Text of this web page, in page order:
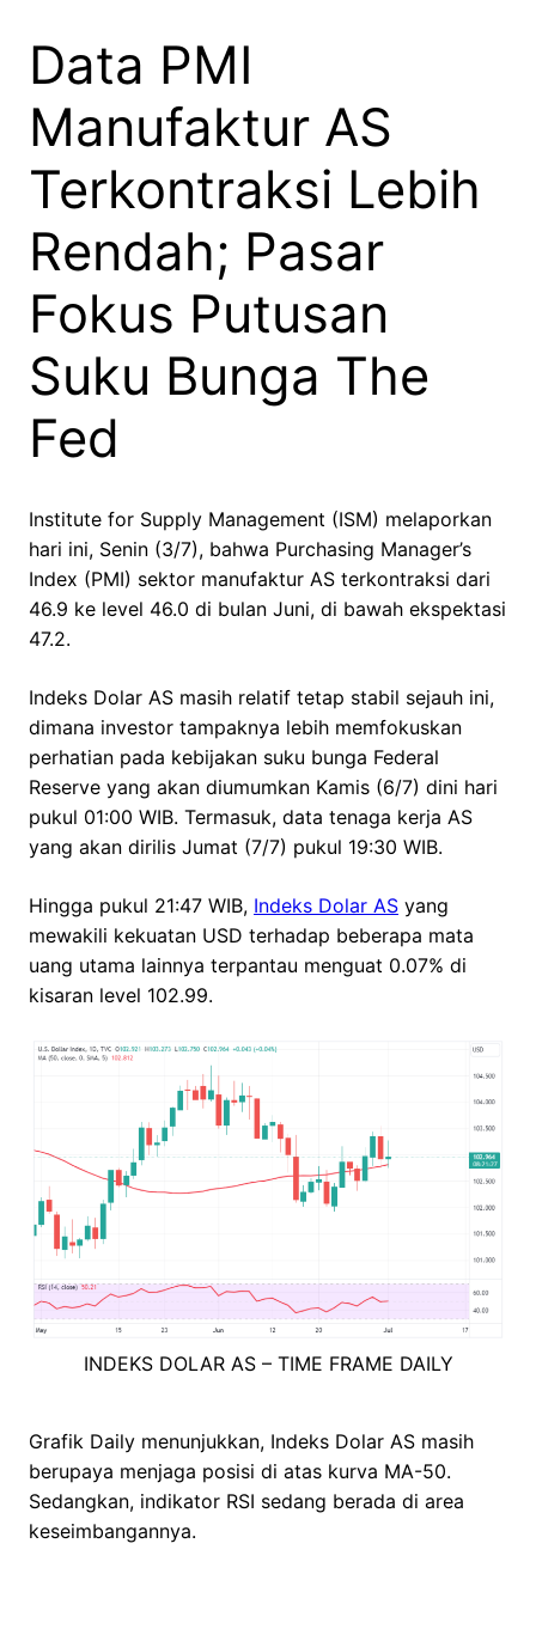
Data PMI
Manufaktur AS
Terkontraksi Lebih
Rendah; Pasar
Fokus Putusan
Suku Bunga The
Fed
Institute for Supply Management (ISM) melaporkan
hari ini, Senin (3/7), bahwa Purchasing Manager’s
Index (PMI) sektor manufaktur AS terkontraksi dari
46.9 ke level 46.0 di bulan Juni, di bawah ekspektasi
47.2.
Indeks Dolar AS masih relatif tetap stabil sejauh ini,
dimana investor tampaknya lebih memfokuskan
perhatian pada kebijakan suku bunga Federal
Reserve yang akan diumumkan Kamis (6/7) dini hari
pukul 01:00 WIB. Termasuk, data tenaga kerja AS
yang akan dirilis Jumat (7/7) pukul 19:30 WIB.
Hingga pukul 21:47 WIB, Indeks Dolar AS yang
mewakili kekuatan USD terhadap beberapa mata
uang utama lainnya terpantau menguat 0.07% di
kisaran level 102.99.
INDEKS DOLAR AS – TIME FRAME DAILY
Grafik Daily menunjukkan, Indeks Dolar AS masih
berupaya menjaga posisi di atas kurva MA-50.
Sedangkan, indikator RSI sedang berada di area
keseimbangannya.